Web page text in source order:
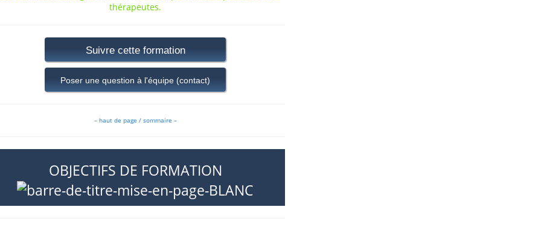
thérapeutes.
Suivre cette formation
Poser une question à l'équipe (contact)
– haut de page / sommaire –
OBJECTIFS DE FORMATION